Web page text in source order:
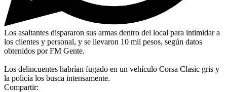
Los asaltantes dispararon sus armas dentro del local para intimidar a
los clientes y personal, y se llevaron 10 mil pesos, según datos
obtenidos por FM Gente.
Los delincuentes habrían fugado en un vehículo Corsa Clasic gris y
la policía los busca intensamente.
Compartir: